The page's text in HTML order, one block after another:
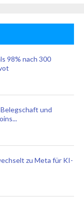
98% nach 300
und
zu Meta für KI-